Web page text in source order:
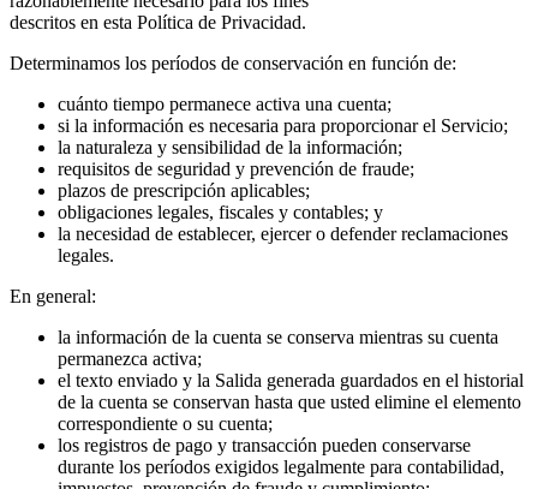
descritos en esta Política de Privacidad.
Determinamos los períodos de conservación en función de:
cuánto tiempo permanece activa una cuenta;
si la información es necesaria para proporcionar el Servicio;
la naturaleza y sensibilidad de la información;
requisitos de seguridad y prevención de fraude;
plazos de prescripción aplicables;
obligaciones legales, fiscales y contables; y
la necesidad de establecer, ejercer o defender reclamaciones
legales.
En general:
la información de la cuenta se conserva mientras su cuenta
permanezca activa;
el texto enviado y la Salida generada guardados en el historial
de la cuenta se conservan hasta que usted elimine el elemento
correspondiente o su cuenta;
los registros de pago y transacción pueden conservarse
durante los períodos exigidos legalmente para contabilidad,